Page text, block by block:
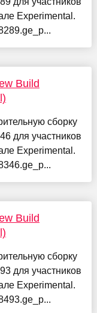
Experimental.
Build
сборку
для участников
Experimental.
Build
сборку
для участников
Experimental.